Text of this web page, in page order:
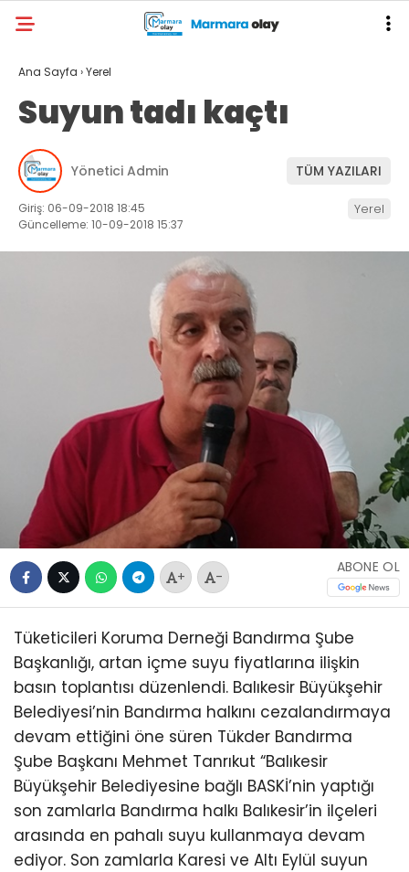
Ana Sayfa ›Yerel
Suyun tadı kaçtı
Yönetici Admin TÜM YAZILARI
Giriş: 06-09-2018 18:45
Güncelleme: 10-09-2018 15:37
Yerel
+ -
ABONE OL
Tüketicileri Koruma Derneği Bandırma Şube
Başkanlığı, artan içme suyu fiyatlarına ilişkin
basın toplantısı düzenlendi. Balıkesir Büyükşehir
Belediyesi’nin Bandırma halkını cezalandırmaya
devam ettiğini öne süren Tükder Bandırma
Şube Başkanı Mehmet Tanrıkut “Balıkesir
Büyükşehir Belediyesine bağlı BASKİ’nin yaptığı
son zamlarla Bandırma halkı Balıkesir’in ilçeleri
arasında en pahalı suyu kullanmaya devam
ediyor. Son zamlarla Karesi ve Altı Eylül suyun